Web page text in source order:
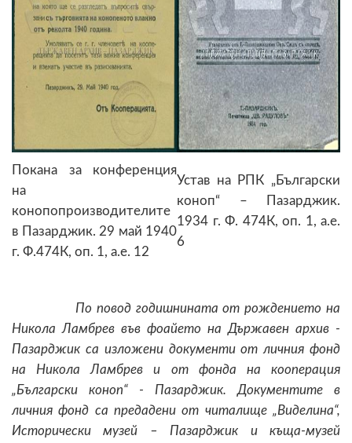
Покана за конференция
на
конопопроизводителите
в Пазарджик. 29 май 1940
г. Ф.474К, оп. 1, а.е. 12
Устав на РПК „Български
коноп“ – Пазарджик.
1934 г. Ф. 474К, оп. 1, а.е.
6
По повод годишнината от рождението на
Никола Ламбрев във фоайето на Държавен архив -
Пазарджик са изложени документи от личния фонд
на Никола Ламбрев и от фонда на кооперация
„Български коноп“ - Пазарджик. Документите в
личния фонд са предадени от читалище „Виделина“,
Исторически музей – Пазарджик и къща-музей